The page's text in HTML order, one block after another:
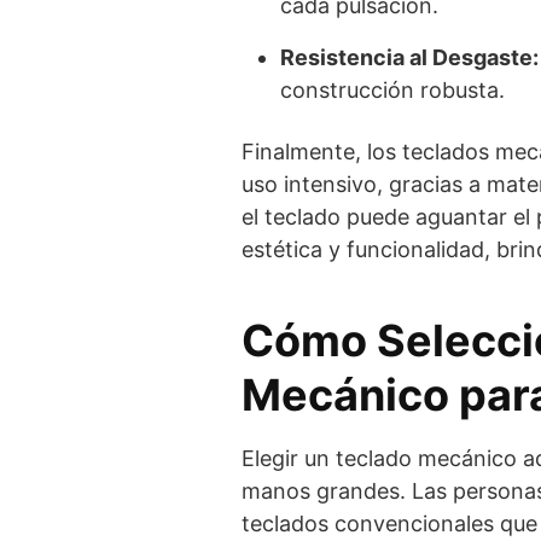
cada pulsación.
Resistencia al Desgaste:
construcción robusta.
Finalmente, los teclados
uso intensivo, gracias a
el teclado puede aguantar
estética y funcionalidad,
Cómo
Mecánico
Elegir un teclado mecánico
manos grandes. Las
teclados convencionales